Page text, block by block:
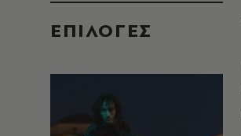
EΠΙΛΟΓΈΣ